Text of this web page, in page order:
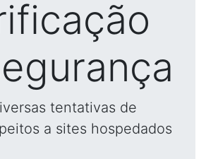
tentativas de
a sites hospedados